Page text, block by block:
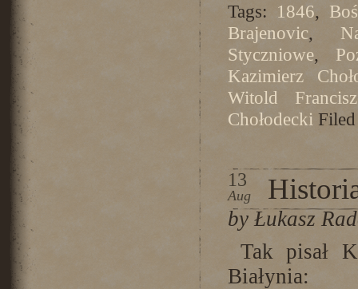
Tags: 1846,
Brajenovic,
Styczniowe,
Kazimierz
Witold
Chołodecki
13
Aug
by Łukasz
Tak pisał
Białynia: